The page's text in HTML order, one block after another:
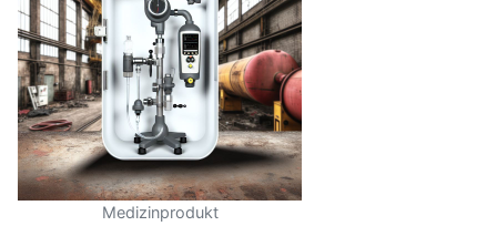
Medizinprodukt